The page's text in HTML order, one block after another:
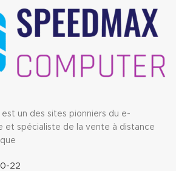
un des sites pionniers du e-
et spécialiste de la vente à distance
22